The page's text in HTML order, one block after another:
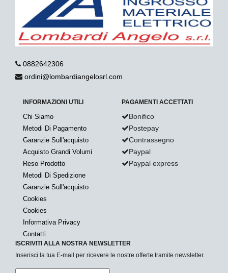
0882642306
ordini@lombardiangelosrl.com
INFORMAZIONI UTILI
Chi Siamo
Metodi Di Pagamento
Garanzie Sull'acquisto
Acquisto Grandi Volumi
Reso Prodotto
Metodi Di Spedizione
Garanzie Sull'acquisto
Cookies
Cookies
Informativa Privacy
Contatti
PAGAMENTI ACCETTATI
Bonifico
Postepay
Contrassegno
Paypal
Paypal express
ISCRIVITI ALLA NOSTRA NEWSLETTER
Inserisci la tua E-mail per ricevere le nostre offerte tramite newsletter.